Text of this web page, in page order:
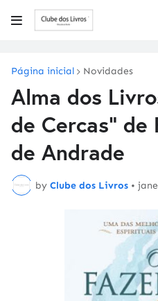
Página inicial Novidades
Alma dos
de Cercas" de
de Andrade
by Clube dos Livros •